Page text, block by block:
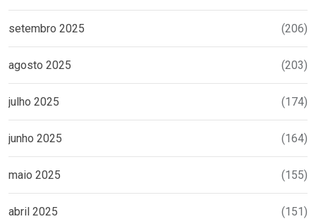
setembro 2025 (206)
agosto 2025 (203)
julho 2025 (174)
junho 2025 (164)
maio 2025 (155)
abril 2025 (151)